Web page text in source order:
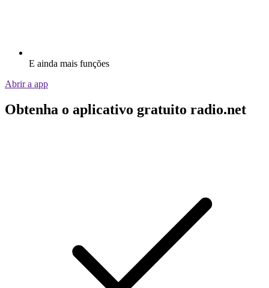
E ainda mais funções
Abrir a app
Obtenha o aplicativo gratuito radio.net